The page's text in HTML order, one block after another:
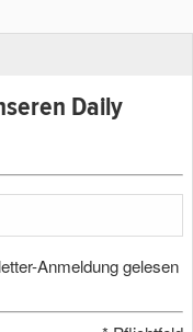
Daily
Anmeldung gelesen